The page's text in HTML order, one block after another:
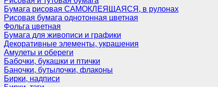
Бумага рисовая САМОКЛЕЯЩАЯСЯ, в рулонах
Рисовая бумага однотонная цветная
Фольга цветная
Бумага для живописи и графики
Декоративные элементы, украшения
Амулеты и обереги
Бабочки, букашки и птички
Баночки, бутылочки, флаконы
Бирки, надписи